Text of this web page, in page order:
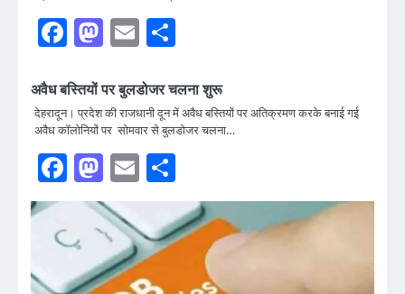
Facebook
Mastodon
Email
अवैध बस्तियों पर बुलडोजर चलना शुरू
देहरादून। प्रदेश की राजधानी दून में अवैध बस्तियों पर अतिक्रमण करके बनाई गई
अवैध कॉलोनियों पर सोमवार से बुलडोजर चलना…
Facebook
Mastodon
Email